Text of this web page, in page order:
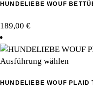
auf
HUNDELIEBE WOUF
189,00 €
Ausführung wählen
weist
HUNDELIEBE WOUF PLAID